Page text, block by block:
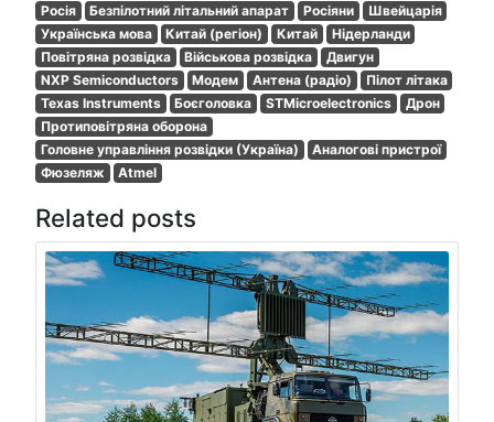
Росія Безпілотний літальний апарат Росіяни
Швейцарія
Українська мова
Китай (регіон) Китай
Нідерланди
Повітряна розвідка
Військова розвідка
Двигун
NXP Semiconductors
Модем Антена (радіо)
Пілот літака
Texas Instruments
Боєголовка STMicroelectronics
Дрон
Протиповітряна оборона
Головне управління розвідки (Україна)
Аналогові пристрої
Фюзеляж
Atmel
Related posts